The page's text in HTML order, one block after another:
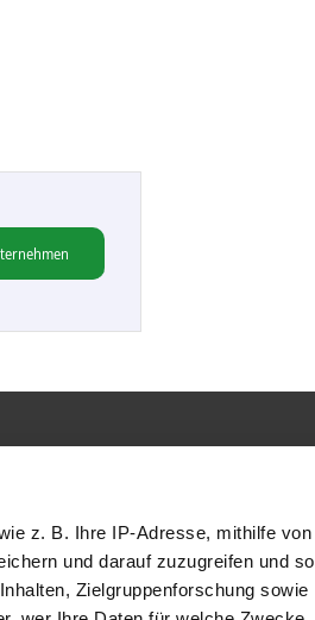
z. B. Ihre IP-Adresse, mithilfe von
und darauf zuzugreifen und so
Zielgruppenforschung sowie